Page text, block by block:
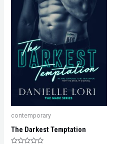
contemporary
The Darkest Temptation